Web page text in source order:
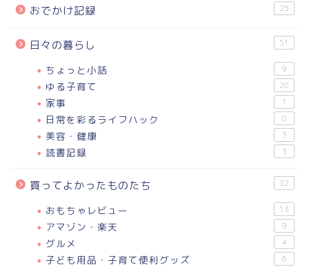
おでかけ記録 25
日々の暮らし 51
ちょっと小話 9
ゆる子育て 20
家事 1
日常を彩るライフハック 8
美容・健康 3
読書記録 3
買ってよかったものたち 32
おもちゃレビュー 13
アマゾン・楽天 9
グルメ 4
子ども用品・子育て便利グッズ 6